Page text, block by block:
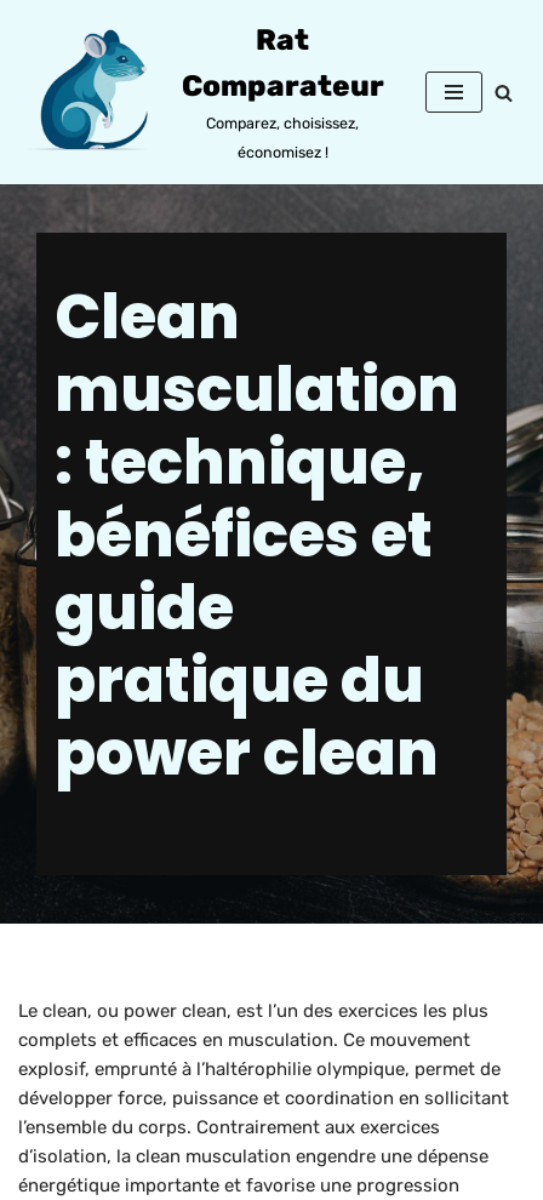
contenu
Rat
Comparateur
Comparez, choisissez,
économisez !
Clean
musculation
: technique,
bénéfices et
guide
pratique du
power clean
Le clean, ou power clean, est l’un des exercices les plus
complets et efficaces en musculation. Ce mouvement
explosif, emprunté à l’haltérophilie olympique, permet de
développer force, puissance et coordination en sollicitant
l’ensemble du corps. Contrairement aux exercices
d’isolation, la clean musculation engendre une dépense
énergétique importante et favorise une progression